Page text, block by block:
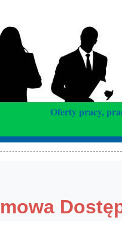
Oferty pracy,